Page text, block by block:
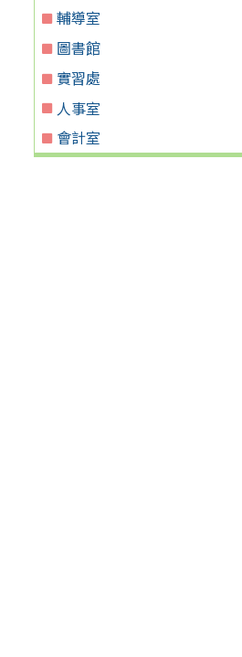
輔導室
圖書館
實習處
人事室
會計室